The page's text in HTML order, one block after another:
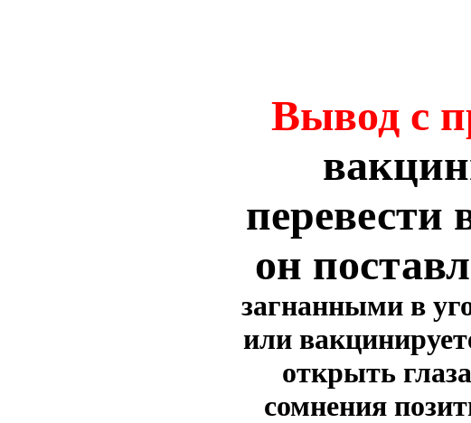
Вывод с
перевести
он
загнанными в
или
открыть
сомнения